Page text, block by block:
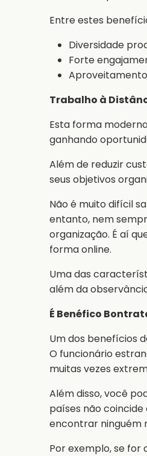
Entre estes
Diversidade
Forte
Trabalho à
Esta forma
ganhando
Além de reduzir
seus objetivos
Não é muito difícil
entanto, nem
organização. É aí
forma online.
Uma das
além da
É Benéfico
Um dos benefícios
O funcionário
muitas vezes
Além disso, você
países não
encontrar ninguém
Por exemplo, se